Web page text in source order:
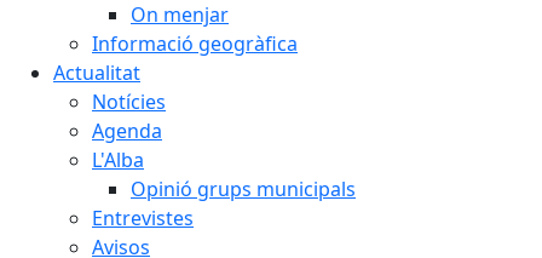
On menjar
Informació geogràfica
Actualitat
Notícies
Agenda
L'Alba
Opinió grups municipals
Entrevistes
Avisos